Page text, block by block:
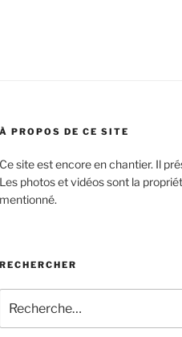
À PROPOS DE CE SITE
Ce site est encore en chantier. Il
Les photos et vidéos sont la
mentionné.
RECHERCHER
pour
: